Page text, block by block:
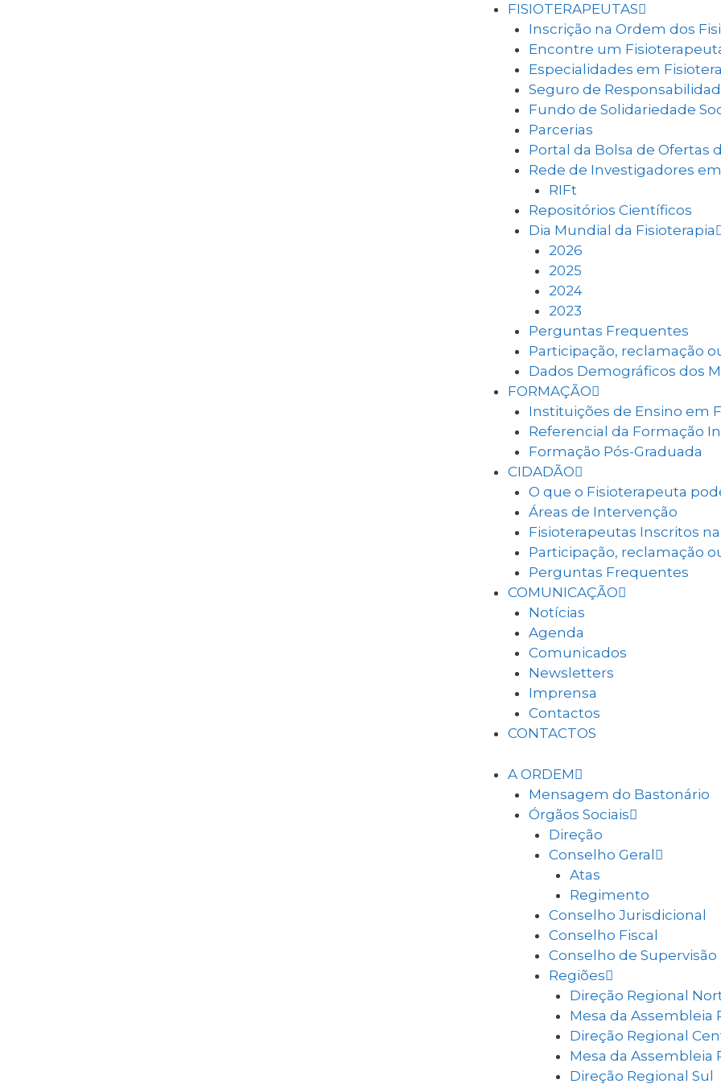
FISIOTERAPEUTAS
Inscrição na Ordem dos
Encontre um
Especialidades em
Seguro de
Fundo de Solidariedade
Parcerias
Portal da Bolsa de Ofertas
Rede de Investigadores
RIFt
Repositórios Científicos
Dia Mundial da Fisioterapia
2026
2025
2024
2023
Perguntas Frequentes
Participação, reclamação
Dados Demográficos dos
FORMAÇÃO
Instituições de Ensino em
Referencial da Formação
Formação Pós-Graduada
CIDADÃO
O que o Fisioterapeuta
Áreas de Intervenção
Fisioterapeutas Inscritos
Participação, reclamação
Perguntas Frequentes
COMUNICAÇÃO
Notícias
Agenda
Comunicados
Newsletters
Imprensa
Contactos
CONTACTOS
A ORDEM
Mensagem do Bastonário
Órgãos Sociais
Direção
Conselho Geral
Atas
Regimento
Conselho Jurisdicional
Conselho Fiscal
Conselho de Supervisão
Regiões
Direção Regional
Mesa da Assembleia
Direção Regional
Mesa da Assembleia
Direção Regional Sul